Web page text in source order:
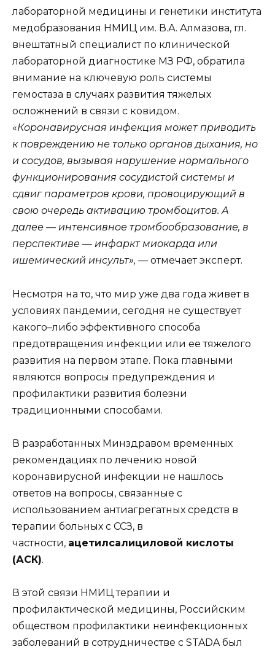
лабораторной медицины и генетики института
медобразования НМИЦ им. В.А. Алмазова, гл.
внештатный специалист по клинической
лабораторной диагностике МЗ РФ, обратила
внимание на ключевую роль системы
гемостаза в случаях развития тяжелых
осложнений в связи с ковидом.
«Коронавирусная инфекция может приводить
к повреждению не только органов дыхания, но
и сосудов, вызывая нарушение нормального
функционирования сосудистой системы и
сдвиг параметров крови, провоцирующий в
свою очередь активацию тромбоцитов. А
далее — интенсивное тромбообразование, в
перспективе — инфаркт миокарда или
ишемический инсульт», — отмечает эксперт.
Несмотря на то, что мир уже два года живет в
условиях пандемии, сегодня не существует
какого–либо эффективного способа
предотвращения инфекции или ее тяжелого
развития на первом этапе. Пока главными
являются вопросы предупреждения и
профилактики развития болезни
традиционными способами.
В разработанных Минздравом временных
рекомендациях по лечению новой
коронавирусной инфекции не нашлось
ответов на вопросы, связанные с
использованием антиагрегатных средств в
терапии больных с ССЗ, в
частности, ацетилсалициловой кислоты
(АСК).
В этой связи НМИЦ терапии и
профилактической медицины, Российским
обществом профилактики неинфекционных
заболеваний в сотрудничестве с STADA был